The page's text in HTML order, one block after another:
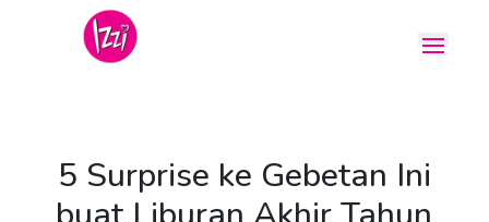
5 Surprise ke Gebetan Ini